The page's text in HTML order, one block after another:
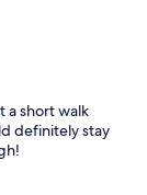
a short walk
definitely stay